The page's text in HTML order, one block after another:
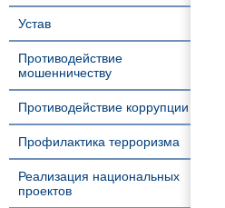
Устав
Противодействие
мошенничеству
Противодействие коррупции
Профилактика терроризма
Реализация национальных
проектов